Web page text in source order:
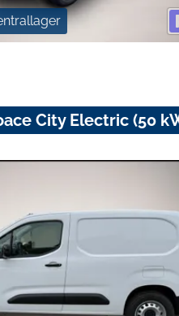
City Electric (50